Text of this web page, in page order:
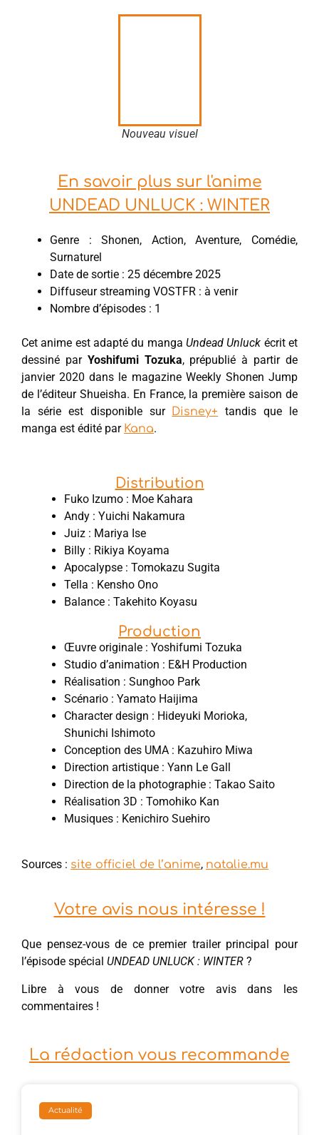
Nouveau visuel
En savoir plus sur l'anime
UNDEAD UNLUCK : WINTER
Genre : Shonen, Action, Aventure, Comédie,
Surnaturel
Date de sortie : 25 décembre 2025
Diffuseur streaming VOSTFR : à venir
Nombre d’épisodes : 1
Cet anime est adapté du manga Undead Unluck écrit et
dessiné par Yoshifumi Tozuka, prépublié à partir de
janvier 2020 dans le magazine Weekly Shonen Jump
de l’éditeur Shueisha. En France, la première saison de
la série est disponible sur Disney+
tandis que le
manga est édité par Kana.
Distribution
Fuko Izumo : Moe Kahara
Andy : Yuichi Nakamura
Juiz : Mariya Ise
Billy : Rikiya Koyama
Apocalypse : Tomokazu Sugita
Tella : Kensho Ono
Balance : Takehito Koyasu
Production
Œuvre originale : Yoshifumi Tozuka
Studio d’animation : E&H Production
Réalisation : Sunghoo Park
Scénario : Yamato Haijima
Character design : Hideyuki Morioka,
Shunichi Ishimoto
Conception des UMA : Kazuhiro Miwa
Direction artistique : Yann Le Gall
Direction de la photographie : Takao Saito
Réalisation 3D : Tomohiko Kan
Musiques : Kenichiro Suehiro
Sources : site officiel de l’anime, natalie.mu
Votre avis nous intéresse !
Que pensez-vous de ce premier trailer principal pour
l’épisode spécial UNDEAD UNLUCK : WINTER ?
Libre à vous de donner votre avis dans les
commentaires !
La rédaction vous recommande
Actualité